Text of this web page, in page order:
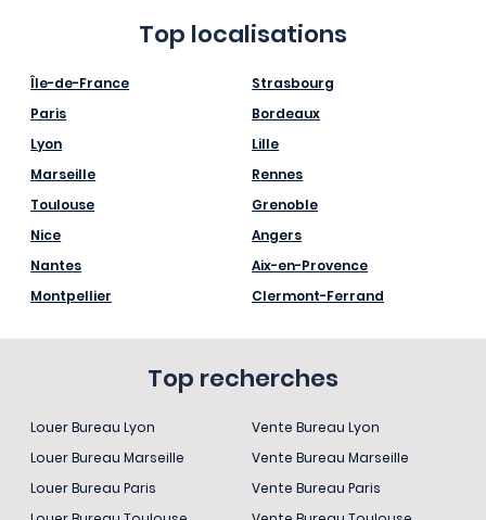
Top localisations
Île-de-France
Paris
Lyon
Marseille
Toulouse
Nice
Nantes
Montpellier
Strasbourg
Bordeaux
Lille
Rennes
Grenoble
Angers
Aix-en-Provence
Clermont-Ferrand
Top recherches
Louer Bureau Lyon
Louer Bureau Marseille
Louer Bureau Paris
Vente Bureau Lyon
Vente Bureau Marseille
Vente Bureau Paris